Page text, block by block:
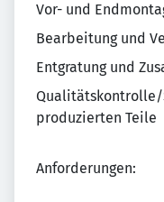
Vor- und
Bearbeitung und
Entgratung und
produzierten Teile
Anforderungen: